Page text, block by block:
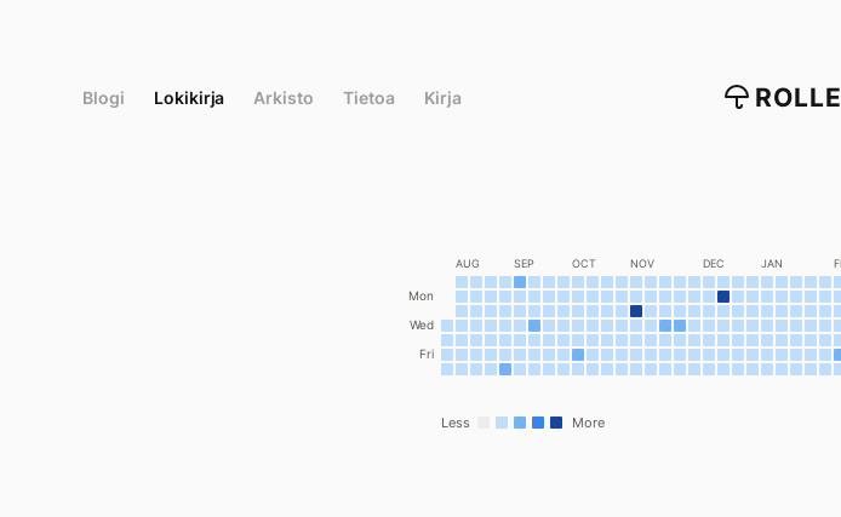
Blogi Lokikirja Arkisto Tietoa Kirja
Mon
Wed
Fri
AUG SEP OCT NOV DEC JAN
Less More